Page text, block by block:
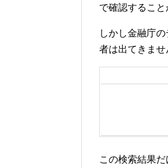
で確認すること
しかし金融庁
者は出てきませ
この検索結果